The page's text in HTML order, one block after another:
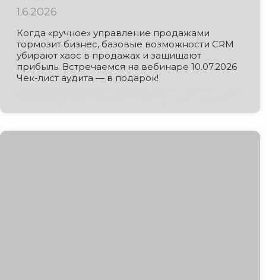
1.6.2026
Когда «ручное» управление продажами
тормозит бизнес, базовые возможности CRM
убирают хаос в продажах и защищают
прибыль. Встречаемся на вебинаре 10.07.2026
Чек-лист аудита — в подарок!